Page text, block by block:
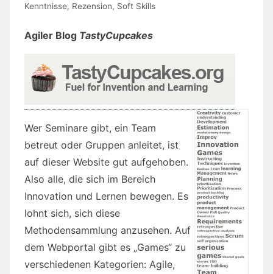
Kenntnisse, Rezension, Soft Skills
Agiler Blog TastyCupcakes
Wer Seminare gibt, ein Team
betreut oder Gruppen anleitet, ist
auf dieser Website gut aufgehoben.
Also alle, die sich im Bereich
Innovation und Lernen bewegen. Es
lohnt sich, sich diese
Methodensammlung anzusehen. Auf
dem Webportal gibt es „Games“ zu
verschiedenen Kategorien: Agile,